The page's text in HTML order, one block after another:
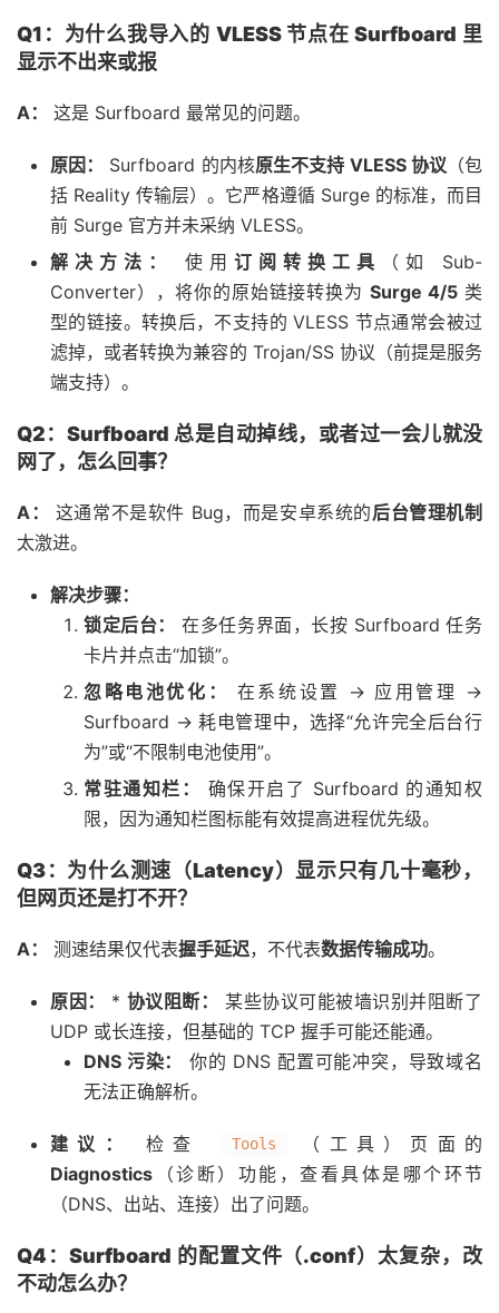
Q1：为什么我导入的 VLESS 节点在 Surfboard 里
显示不出来或报
A： 这是 Surfboard 最常见的问题。
原因： Surfboard 的内核原生不支持 VLESS 协议（包
括 Reality 传输层）。它严格遵循 Surge 的标准，而目
前 Surge 官方并未采纳 VLESS。
解决方法：
使用 订阅转换工具
（如 Sub-
Converter），将你的原始链接转换为Surge 4/5 类
型的链接。转换后，不支持的 VLESS 节点通常会被过
滤掉，或者转换为兼容的 Trojan/SS 协议（前提是服务
端支持）。
Q2：Surfboard 总是自动掉线，或者过一会儿就没
网了，怎么回事？
A： 这通常不是软件 Bug，而是安卓系统的后台管理机制
太激进。
解决步骤：
锁定后台：
在多任务界面，长按 Surfboard 任务
卡片并点击“加锁”。
忽略电池优化：
在系统设置 -> 应用管理 ->
Surfboard -> 耗电管理中，选择“允许完全后台行
为”或“不限制电池使用”。
常驻通知栏：
确保开启了 Surfboard 的通知权
限，因为通知栏图标能有效提高进程优先级。
Q3：为什么测速（Latency）显示只有几十毫秒，
但网页还是打不开？
A： 测速结果仅代表握手延迟，不代表数据传输成功。
原因： * 协议阻断：
某些协议可能被墙识别并阻断了
UDP 或长连接，但基础的 TCP 握手可能还能通。
DNS 污染：
你的 DNS 配置可能冲突，导致域名
无法正确解析。
建议： 检查 Tools
（工具）页面的
Diagnostics （诊断）功能，查看具体是哪个环节
（DNS、出站、连接）出了问题。
Q4：Surfboard 的配置文件（.conf）太复杂，改
不动怎么办？